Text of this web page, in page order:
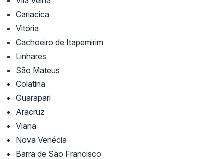
Cariacica
Vitória
Cachoeiro de Itapemirim
Linhares
São Mateus
Colatina
Guarapari
Aracruz
Viana
Nova Venécia
Barra de São Francisco